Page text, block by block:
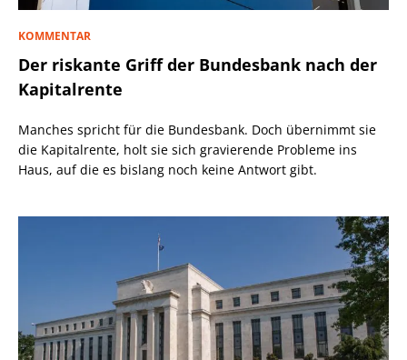
KOMMENTAR
Der riskante Griff der Bundesbank nach der
Kapitalrente
Manches spricht für die Bundesbank. Doch übernimmt sie
die Kapitalrente, holt sie sich gravierende Probleme ins
Haus, auf die es bislang noch keine Antwort gibt.